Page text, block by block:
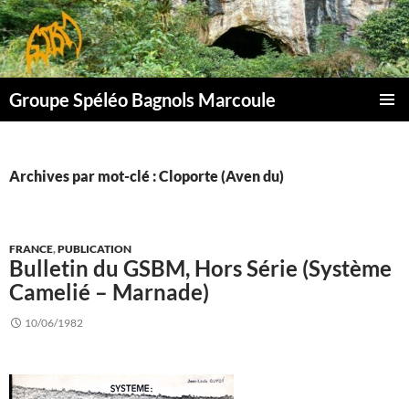
Aller
au
contenu
Groupe Spéléo Bagnols Marcoule
Archives par mot-clé : Cloporte (Aven du)
FRANCE,PUBLICATION
Bulletin du GSBM, Hors Série (Système
Camelié – Marnade)
10/06/1982